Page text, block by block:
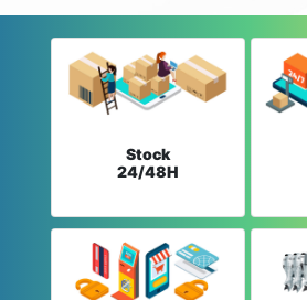
Stock
24/48H